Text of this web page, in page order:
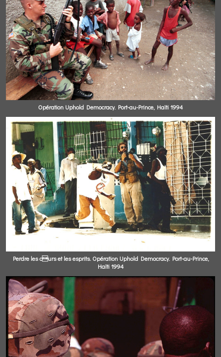
Opération Uphold Democracy. Port-au-Prince, Haïti 1994
Perdre les curs et les esprits. Opération Uphold Democracy. Port-au-Prince,
Haïti 1994